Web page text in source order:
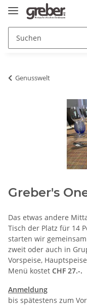
Genusswelt
Greber's
Das etwas andere
Tisch der Platz für 14
starten wir
zweit oder auch in
Vorspeise,
Menü kostet CHF 27.-.
Anmeldung
bis spätestens zum